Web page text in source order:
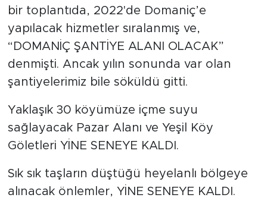
bir toplantıda, 2022'de Domaniç’e
yapılacak hizmetler sıralanmış ve,
“DOMANİÇ ŞANTİYE ALANI OLACAK”
denmişti. Ancak yılın sonunda var olan
şantiyelerimiz bile söküldü gitti.
Yaklaşık 30 köyümüze içme suyu
sağlayacak Pazar Alanı ve Yeşil Köy
Göletleri YİNE SENEYE KALDI.
Sık sık taşların düştüğü heyelanlı bölgeye
alınacak önlemler, YİNE SENEYE KALDI.